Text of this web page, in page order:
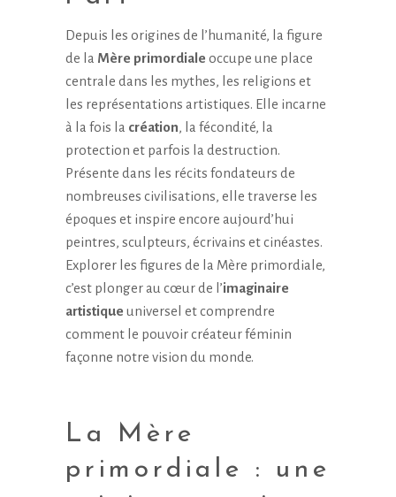
Depuis les origines de l’humanité, la figure
de la Mère primordiale occupe une place
centrale dans les mythes, les religions et
les représentations artistiques. Elle incarne
à la fois la création, la fécondité, la
protection et parfois la destruction.
Présente dans les récits fondateurs de
nombreuses civilisations, elle traverse les
époques et inspire encore aujourd’hui
peintres, sculpteurs, écrivains et cinéastes.
Explorer les figures de la Mère primordiale,
c’est plonger au cœur de l’imaginaire
artistique universel et comprendre
comment le pouvoir créateur féminin
façonne notre vision du monde.
La Mère
primordiale : une